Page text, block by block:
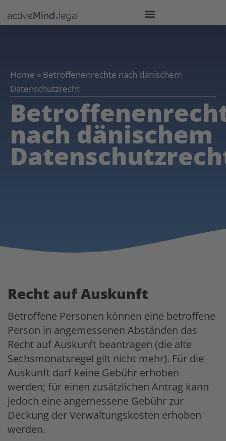
Home » Betroffenenrechte nach dänischem
Datenschutzrecht
nach dänischem
Recht auf Auskunft
Betroffene Personen können eine betroffene
Person in angemessenen Abständen das
Recht auf Auskunft beantragen (die alte
Sechsmonatsregel gilt nicht mehr). Für die
Auskunft darf keine Gebühr erhoben
werden; für einen zusätzlichen Antrag kann
jedoch eine angemessene Gebühr zur
Deckung der Verwaltungskosten erhoben
werden.